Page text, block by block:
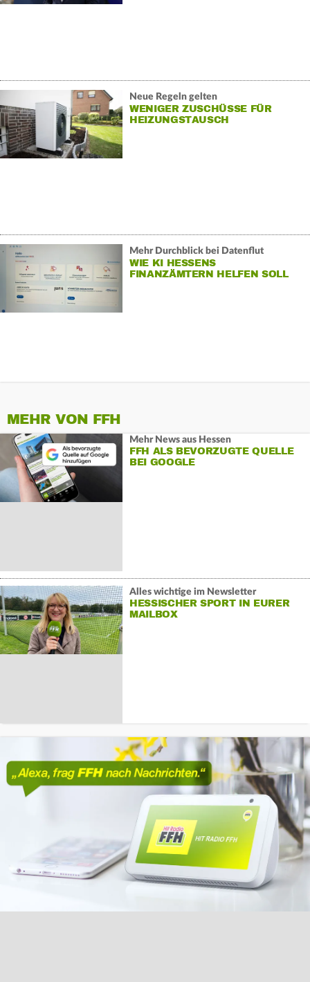
Neue Regeln gelten
WENIGER ZUSCHÜSSE FÜR
HEIZUNGSTAUSCH
Mehr Durchblick bei Datenflut
WIE KI HESSENS
FINANZÄMTERN HELFEN SOLL
MEHR VON FFH
Mehr News aus Hessen
FFH ALS BEVORZUGTE QUELLE
BEI GOOGLE
Alles wichtige im Newsletter
HESSISCHER SPORT IN EURER
MAILBOX